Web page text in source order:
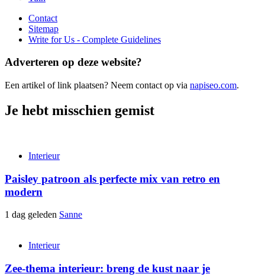
Contact
Sitemap
Write for Us - Complete Guidelines
Adverteren op deze website?
Een artikel of link plaatsen? Neem contact op via napiseo.com.
Je hebt misschien gemist
Interieur
Paisley patroon als perfecte mix van retro en
modern
1 dag geleden Sanne
Interieur
Zee-thema interieur: breng de kust naar je